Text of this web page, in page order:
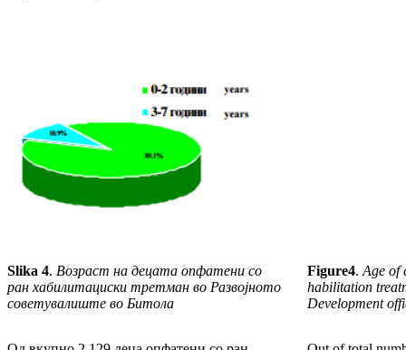
Slika 4. Возраст на децата опфатени со
ран хабилитациски третман во Развојното
советувалиште во Битола
Figure4. Age of
habilitation
Development